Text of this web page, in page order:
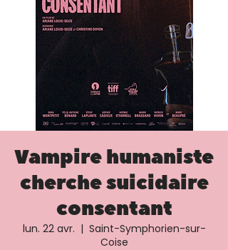
Vampire humaniste
cherche suicidaire
consentant
lun. 22 avr.
  |
Saint-Symphorien-sur-
Coise